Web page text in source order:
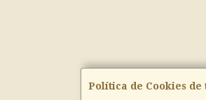
Política de Cookies